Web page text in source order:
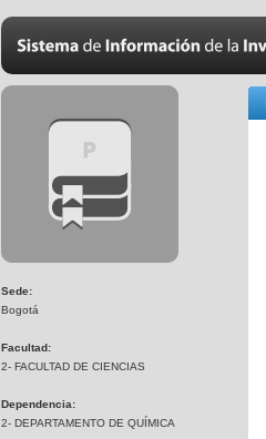
Sede:
Bogotá
Facultad:
2- FACULTAD DE CIENCIAS
Dependencia:
2- DEPARTAMENTO DE QUÍMICA